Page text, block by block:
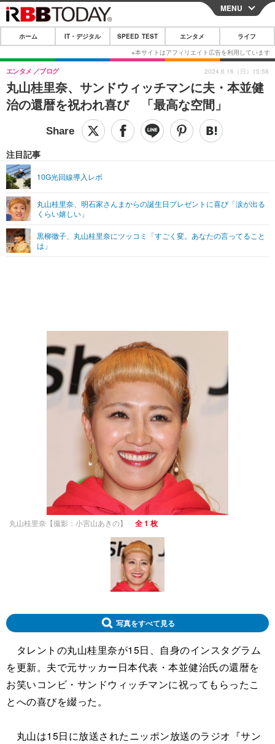
CLOSE
ホーム
IT・デジタル
IT・デジタルTOP スマートフォン
ネタ ガジェット・ツール
ショッピング その他
SPEED TEST
エンタメTOP 映画・ドラマ
グラビア
ショッピング その他
ライフTOP
その他
リリース一覧
プッシュ通知の停止方法
MENU
ホーム IT・デジタル SPEED TEST エンタメ ライフ
丸山桂里奈、サンドウィッチマンに夫・本並健
治の還暦を祝われ喜び 「最高な空間」
エンタメ ブログ
注目記事
10G光回線導入レポ
丸山桂里奈、明石家さんまからの誕生日プレゼントに喜び「涙が出る
くらい嬉しい」
黒柳徹子、丸山桂里奈にツッコミ「すごく変。あなたの言ってること
は」
2024.6.16（日）15:58
丸山桂里奈【撮影：小宮山あきの】 全 1 枚
写真をすべて見る
タレントの丸山桂里奈が15日、自身のインスタグラム
を更新。夫で元サッカー日本代表・本並健治氏の還暦を
お笑いコンビ・サンドウィッチマンに祝ってもらったこ
とへの喜びを綴った。
丸山は15日に放送されたニッポン放送のラジオ『サン